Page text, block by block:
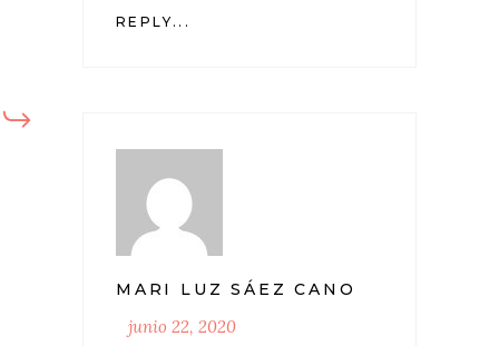
REPLY...
MARI LUZ SÁEZ CANO
junio 22, 2020